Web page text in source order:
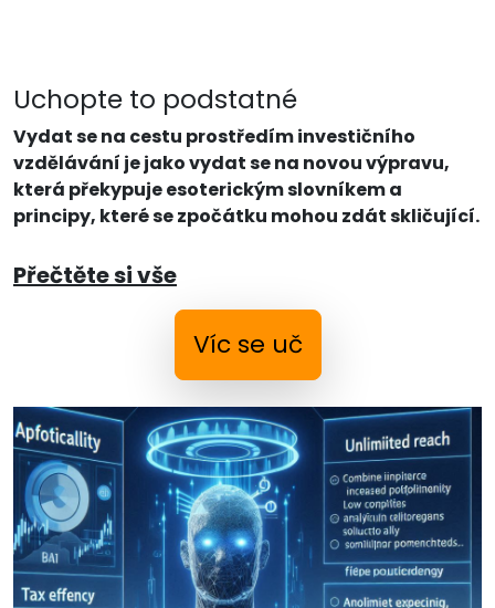
Uchopte to podstatné
Vydat se na cestu prostředím investičního
vzdělávání je jako vydat se na novou výpravu,
která překypuje esoterickým slovníkem a
principy, které se zpočátku mohou zdát skličující.
Přečtěte si vše
Víc se uč